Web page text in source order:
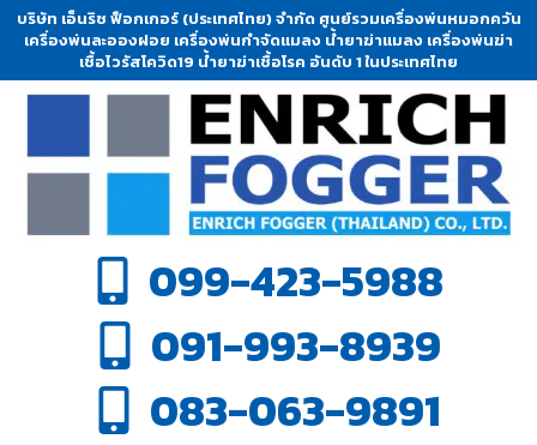
บริษัท เอ็นริช ฟ็อกเกอร์ (ประเทศไทย) จำกัด ศูนย์รวมเครื่องพ่นหมอกควัน
เครื่องพ่นละอองฝอย เครื่องพ่นกำจัดแมลง น้ำยาฆ่าแมลง เครื่องพ่นฆ่า
เชื้อไวรัสโควิด19 น้ำยาฆ่าเชื้อโรค อันดับ 1 ในประเทศไทย
099-423-5988
091-993-8939
083-063-9891